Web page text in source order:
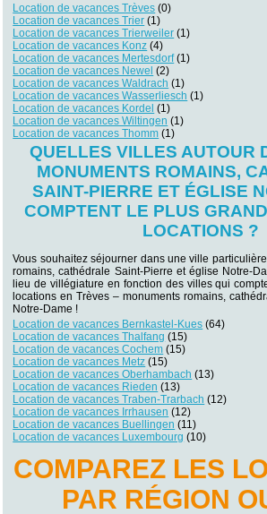
Location de vacances Trèves (0)
Location de vacances Trier (1)
Location de vacances Trierweiler (1)
Location de vacances Konz (4)
Location de vacances Mertesdorf(1)
Location de vacances Newel (2)
Location de vacances Waldrach (1)
Location de vacances Wasserliesch (1)
Location de vacances Kordel (1)
Location de vacances Wiltingen (1)
Location de vacances Thomm (1)
QUELLES VILLES AUTOUR
MONUMENTS ROMAINS,
SAINT-PIERRE ET ÉGLISE
COMPTENT LE PLUS
LOCATIONS ?
Vous souhaitez séjourner dans une ville
romains, cathédrale Saint-Pierre et église Notre-
lieu de villégiature en fonction des villes qui
locations en Trèves – monuments romains,
Notre-Dame !
Location de vacances Bernkastel-Kues (64)
Location de vacances Thalfang (15)
Location de vacances Cochem (15)
Location de vacances Metz (15)
Location de vacances Oberhambach (13)
Location de vacances Rieden (13)
Location de vacances Traben-Trarbach (12)
Location de vacances Irrhausen (12)
Location de vacances Buellingen (11)
Location de vacances Luxembourg (10)
COMPAREZ LES
PAR RÉGION